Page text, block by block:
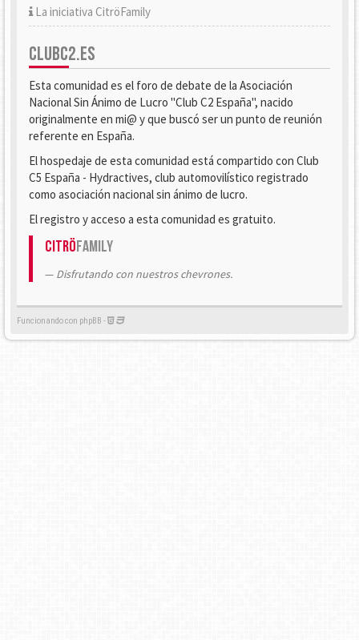
La iniciativa CitröFamily
CLUBC2.ES
Esta comunidad es el foro de debate de la Asociación
Nacional Sin Ánimo de Lucro "Club C2 España", nacido
originalmente en mi@ y que buscó ser un punto de reunión
referente en España.
El hospedaje de esta comunidad está compartido con Club
C5 España - Hydractives, club automovilístico registrado
como asociación nacional sin ánimo de lucro.
El registro y acceso a esta comunidad es gratuito.
CitröFamily
Disfrutando con nuestros chevrones.
Funcionando con phpBB -